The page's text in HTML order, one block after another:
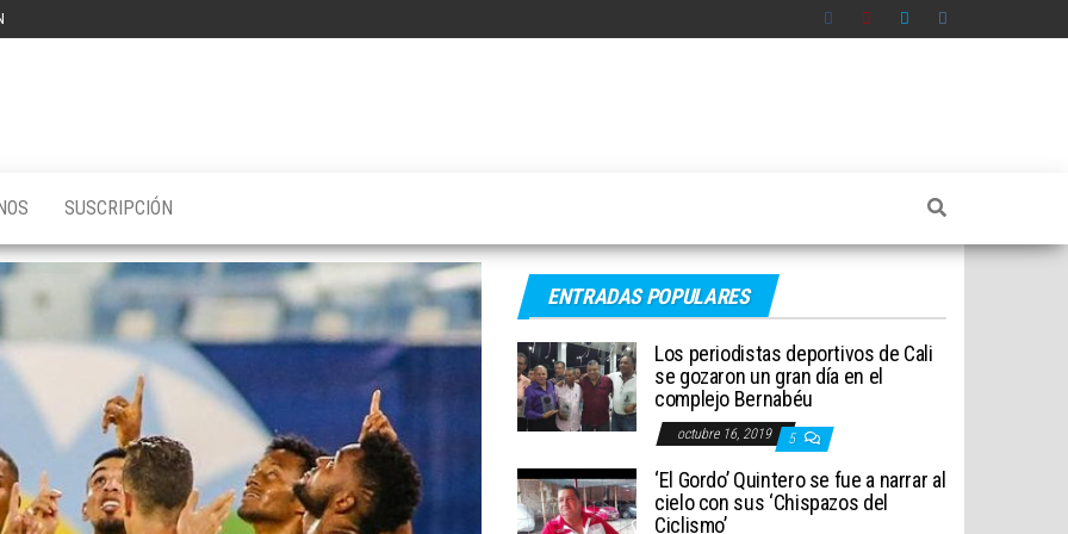
SUSCRIPCIÓN
ENTRADAS POPULARES
Los periodistas deportivos de Cali
se gozaron un gran día en el
complejo Bernabéu
octubre 16, 2019 5
‘El Gordo’ Quintero se fue a narrar al
cielo con sus ‘Chispazos del
Ciclismo’